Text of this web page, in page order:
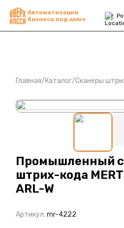
Автоматизация
бизнеса под ключ
г.
Главная/Каталог/Сканеры
: ?>
Промышленный
штрих-кода
ARL-W
Артикул: mr-4222